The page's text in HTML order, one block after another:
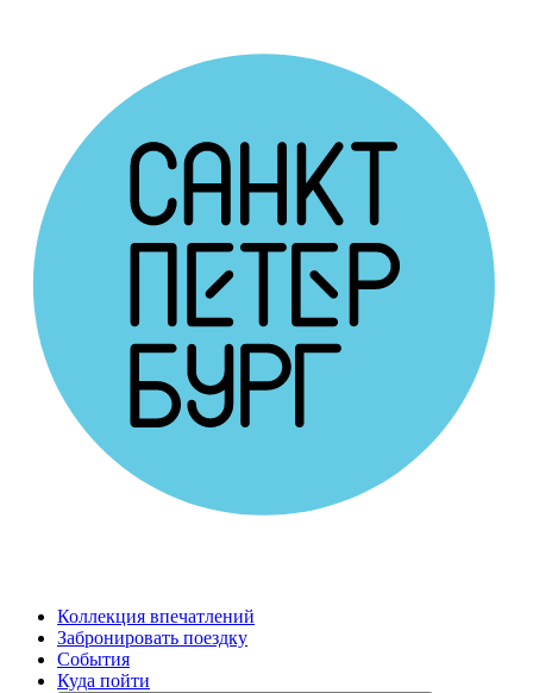
Коллекция впечатлений
Забронировать поездку
События
Куда пойти